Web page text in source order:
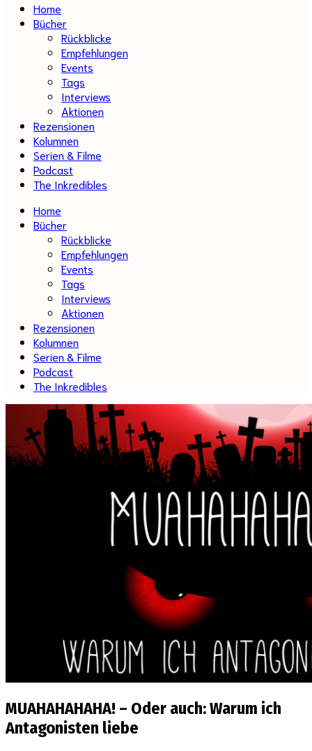
Home
Bücher
Rückblicke
Empfehlungen
Events
Tags
Interviews
Aktionen
Rezensionen
Kolumnen
Serien & Filme
Podcast
The Inkredibles
Home
Bücher
Rückblicke
Empfehlungen
Events
Tags
Interviews
Aktionen
Rezensionen
Kolumnen
Serien & Filme
Podcast
The Inkredibles
MUAHAHAHAHA! – Oder auch: Warum ich
Antagonisten liebe